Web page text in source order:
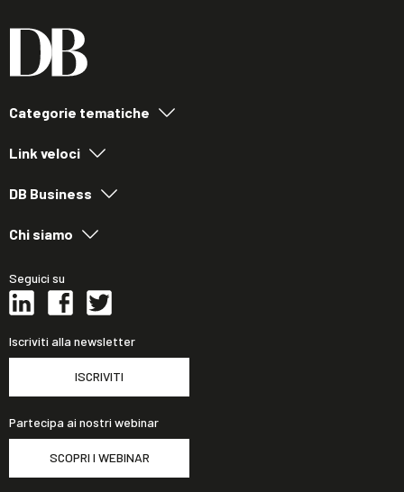
Categorie tematiche
Link veloci
DB Business
Chi siamo
Seguici su
Iscriviti alla newsletter
ISCRIVITI
Partecipa ai nostri webinar
SCOPRI I WEBINAR